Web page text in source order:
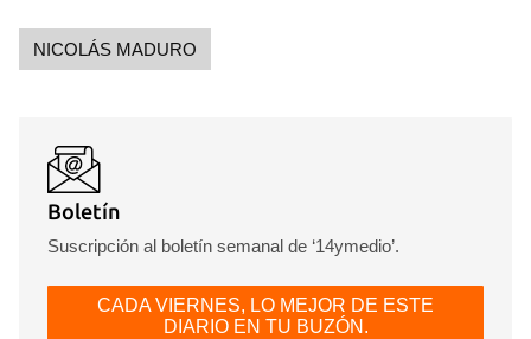
NICOLÁS MADURO
Boletín
Suscripción al boletín semanal de ‘14ymedio’.
CADA VIERNES, LO MEJOR DE ESTE
DIARIO EN TU BUZÓN.